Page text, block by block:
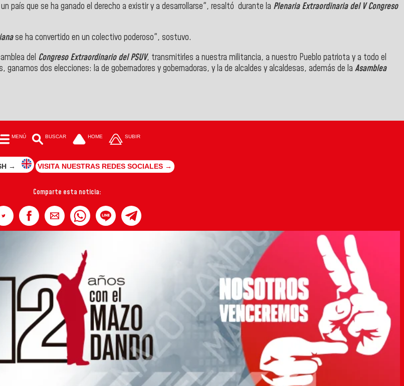
país que se ha ganado el derecho a existir y a desarrollarse", resaltó durante la Plenaria Extraordinaria del V Congreso
se ha convertido en un colectivo poderoso", sostuvo.
del Congreso Extraordinario del PSUV, transmitirles a nuestra militancia, a nuestro Pueblo patriota y a todo el
dos elecciones: la de gobernadores y gobernadoras, y la de alcaldes y alcaldesas, además de la Asamblea
MENÚ BUSCAR HOME SUBIR
→ VISITA NUESTRAS REDES SOCIALES →
Comparte esta noticia: